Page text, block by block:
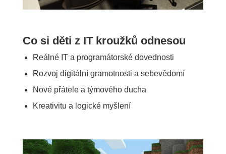
Co si děti z IT kroužků odnesou
Reálné IT a programátorské dovednosti
Rozvoj digitální gramotnosti a sebevědomí
Nové přátele a týmového ducha
Kreativitu a logické myšlení